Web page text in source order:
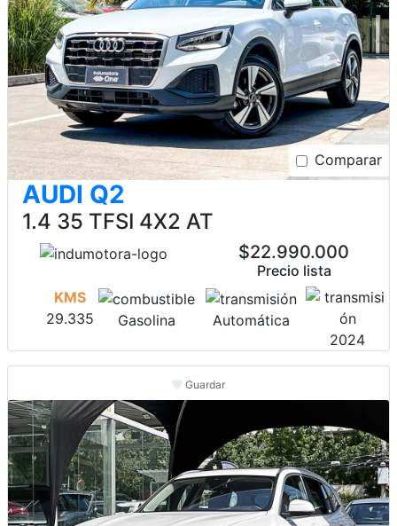
Comparar
AUDI Q2
1.4 35 TFSI 4X2 AT
$22.990.000
Precio lista
KMS
29.335
Gasolina
Automática
2024
Guardar